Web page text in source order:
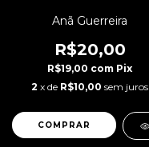
Anã Guerreira
R$20,00
R$19,00 com Pix
2 x de R$10,00 sem juros